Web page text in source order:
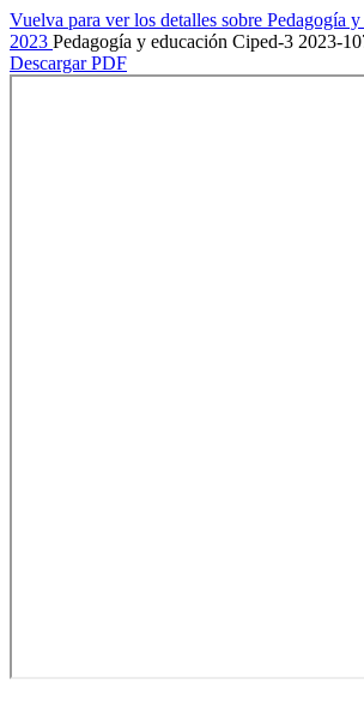
Vuelva para ver los detalles sobre Pedagogía
2023 Pedagogía y educación Ciped-3 2023-
Descargar PDF